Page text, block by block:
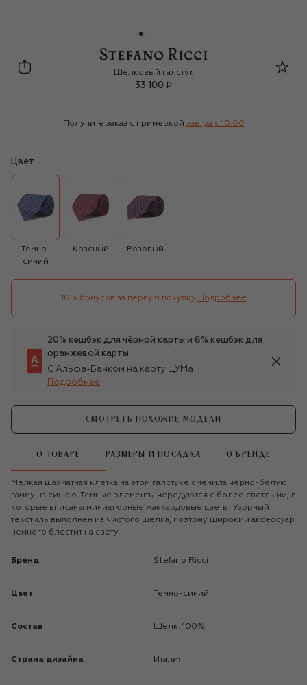
Stefano Ricci
Шелковый галстук
33 100 ₽
Получите заказ с примеркой завтра c 10:00
Цвет
Темно-
синий
Красный Розовый
10% бонусов за первую покупку Подробнее
20% кешбэк для чёрной карты и 8% кешбэк для
оранжевой карты
С Альфа-Банком на карту ЦУМа
Подробнее
СМОТРЕТЬ ПОХОЖИЕ МОДЕЛИ
О ТОВАРЕ РАЗМЕРЫ И ПОСАДКА О БРЕНДЕ
Мелкая шахматная клетка на этом галстуке сменила черно-белую
гамму на синюю. Темные элементы чередуются с более светлыми, в
которые вписаны миниатюрные жаккардовые цветы. Узорный
текстиль выполнен из чистого шелка, поэтому широкий аксессуар
немного блестит на свету.
Бренд Stefano Ricci
Цвет Темно-синий
Состав Шелк: 100%;
Страна дизайна Италия